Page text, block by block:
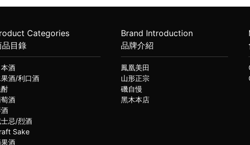
Categories
品目錄
酒
酒/利口酒
酒
忌/烈酒
Sake
酒
Brand Introduction
品牌介紹
鳳凰美田
山形正宗
磯自慢
黑木本店